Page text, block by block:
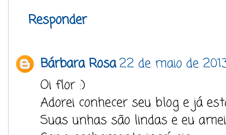
Responder
Bárbara Rosa22 de maio de
Oi flor :)
Adorei conhecer seu blog e já
Suas unhas são lindas e eu